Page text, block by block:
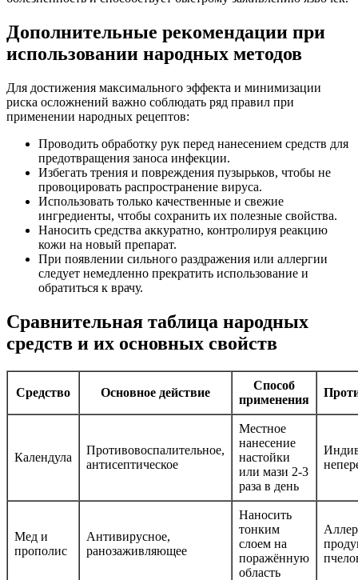
Дополнительные рекомендации при
использовании народных методов
Для достижения максимального эффекта и минимизации
риска осложнений важно соблюдать ряд правил при
применении народных рецептов:
Проводить обработку рук перед нанесением средств для
предотвращения заноса инфекции.
Избегать трения и повреждения пузырьков, чтобы не
провоцировать распространение вируса.
Использовать только качественные и свежие
ингредиенты, чтобы сохранить их полезные свойства.
Наносить средства аккуратно, контролируя реакцию
кожи на новый препарат.
При появлении сильного раздражения или аллергии
следует немедленно прекратить использование и
обратиться к врачу.
Сравнительная таблица народных
средств и их основных свойств
Средство Основное действие
Способ
применения
Календула
Противовоспалительное,
антисептическое
Местное
нанесение
настойки
или мази 2-3
раза в день
Мед и
прополис
Антивирусное,
ранозаживляющее
Наносить
тонким
слоем на
поражённую
область